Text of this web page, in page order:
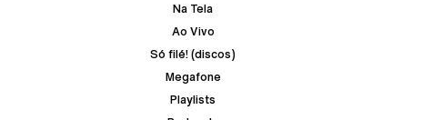
Na Tela
Ao Vivo
Só filé! (discos)
Megafone
Playlists